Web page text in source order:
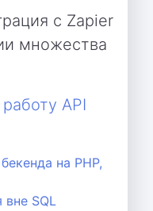
с Zapier
множества
API
на PHP,
SQL